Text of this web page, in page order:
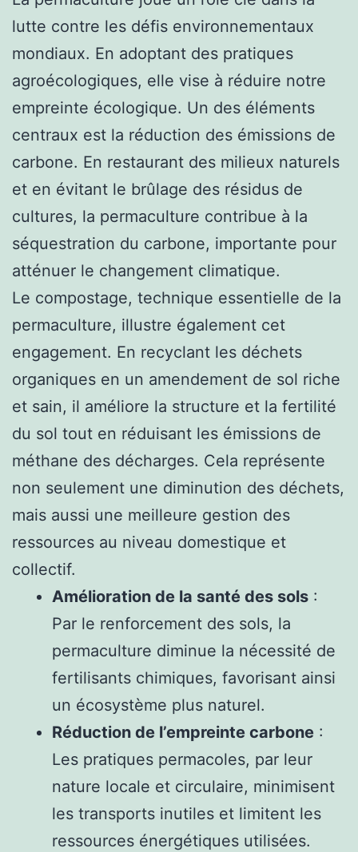
lutte contre les défis environnementaux
mondiaux. En adoptant des pratiques
agroécologiques, elle vise à réduire notre
empreinte écologique. Un des éléments
centraux est la réduction des émissions de
carbone. En restaurant des milieux naturels
et en évitant le brûlage des résidus de
cultures, la permaculture contribue à la
séquestration du carbone, importante pour
atténuer le changement climatique.
Le compostage, technique essentielle de la
permaculture, illustre également cet
engagement. En recyclant les déchets
organiques en un amendement de sol riche
et sain, il améliore la structure et la fertilité
du sol tout en réduisant les émissions de
méthane des décharges. Cela représente
non seulement une diminution des déchets,
mais aussi une meilleure gestion des
ressources au niveau domestique et
collectif.
Amélioration de la santé des sols :
Par le renforcement des sols, la
permaculture diminue la nécessité de
fertilisants chimiques, favorisant ainsi
un écosystème plus naturel.
Réduction de l’empreinte carbone :
Les pratiques permacoles, par leur
nature locale et circulaire, minimisent
les transports inutiles et limitent les
ressources énergétiques utilisées.